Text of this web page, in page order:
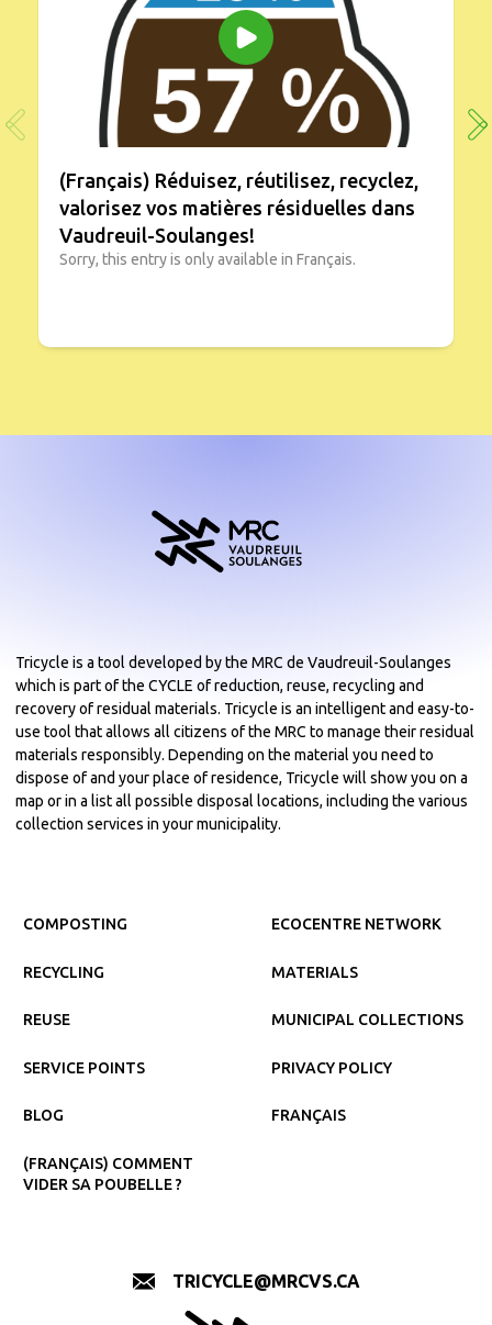
(Français) Réduisez, réutilisez, recyclez,
valorisez vos matières résiduelles dans
Vaudreuil-Soulanges!
Sorry, this entry is only available in Français.
Tricycle is a tool developed by the MRC de Vaudreuil-Soulanges
which is part of the CYCLE of reduction, reuse, recycling and
recovery of residual materials. Tricycle is an intelligent and easy-to-
use tool that allows all citizens of the MRC to manage their residual
materials responsibly. Depending on the material you need to
dispose of and your place of residence, Tricycle will show you on a
map or in a list all possible disposal locations, including the various
collection services in your municipality.
COMPOSTING
RECYCLING
REUSE
SERVICE POINTS
BLOG
(FRANÇAIS) COMMENT
VIDER SA POUBELLE ?
ECOCENTRE NETWORK
MATERIALS
MUNICIPAL COLLECTIONS
PRIVACY POLICY
FRANÇAIS
TRICYCLE@MRCVS.CA